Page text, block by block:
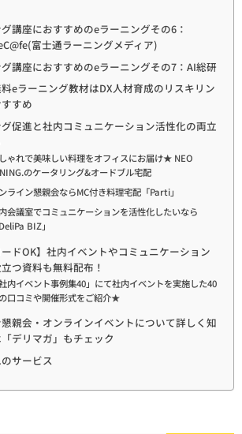
講座におすすめのeラーニングその6：
富士通ラーニングメディア)
講座におすすめのeラーニングその7：AI総研
eラーニング教材はDX人材育成のリスキリン
すめ
促進と社内コミュニケーション活性化の両立
ゃれで美味しい料理をオフィスにお届け★ NEO
のケータリング&オードブル宅配
ライン懇親会ならMC付き料理宅配「Parti」
会議室でコミュニケーションを活性化したいなら
DeliPa BIZ」
ードOK】社内イベントやコミュニケーション
つ資料も無料配布！
社内イベント事例集40」にて社内イベントを実施した40
口コミや開催形式をご紹介★
親会・オンラインイベントについて詳しく知
デリマガ」もチェック
サービス